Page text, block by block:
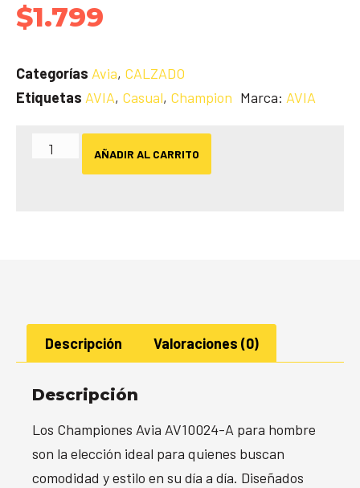
$1.799
Categorías Avia, CALZADO
Etiquetas AVIA, Casual, Champion Marca: AVIA
AÑADIR AL CARRITO
Descripción Valoraciones (0)
Descripción
Los Championes Avia AV10024-A para hombre
son la elección ideal para quienes buscan
comodidad y estilo en su día a día. Diseñados